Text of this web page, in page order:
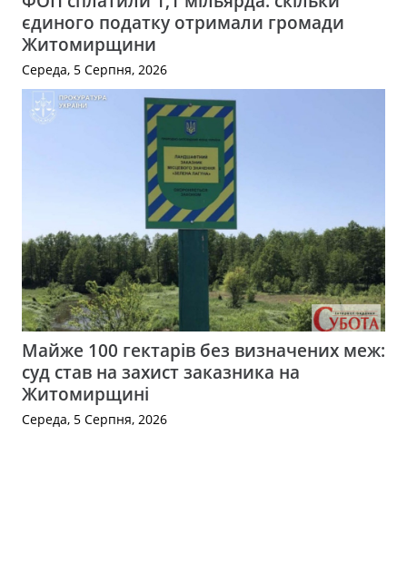
єдиного податку отримали громади
Житомирщини
Середа, 5 Серпня, 2026
Майже 100 гектарів без визначених меж:
суд став на захист заказника на
Житомирщині
Середа, 5 Серпня, 2026